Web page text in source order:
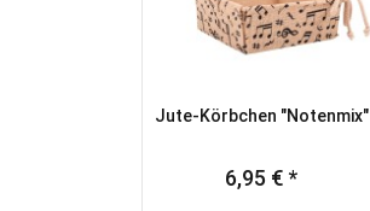
Jute-Körbchen "Notenmix"
6,95 € *